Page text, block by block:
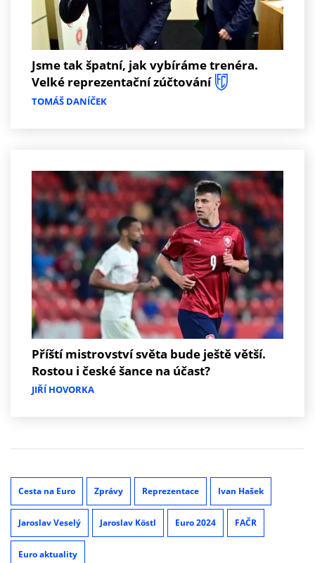
Jsme tak špatní, jak vybíráme trenéra.
Velké reprezentační zúčtování
TOMÁŠ DANÍČEK
Příští mistrovství světa bude ještě větší.
Rostou i české šance na účast?
JIŘÍ HOVORKA
Cesta na Euro Zprávy Reprezentace Ivan Hašek
Jaroslav Veselý Jaroslav Köstl Euro 2024 FAČR
Euro aktuality